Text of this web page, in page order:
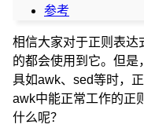
参考
相信大家对于正则表达
的都会使用到它。但
具如awk、sed等时，
awk中能正常工作的正
什么呢？